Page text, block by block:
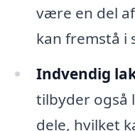
være en del
kan fremstå i
Indvendig
tilbyder også
dele, hvilket